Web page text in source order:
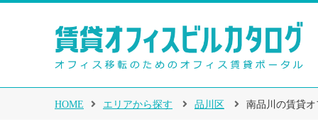
HOME エリアから探す 品川区 南品川の賃貸